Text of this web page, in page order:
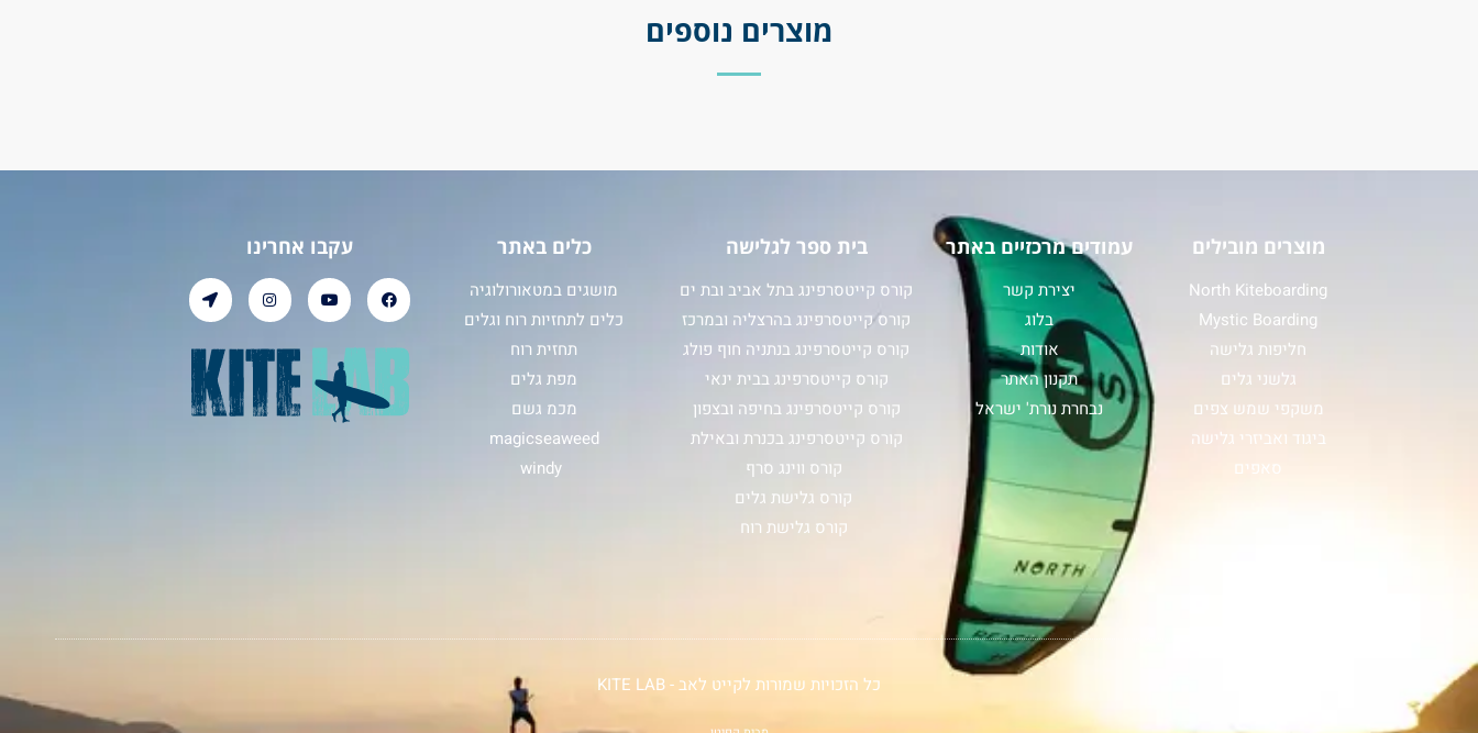
מוצרים נוספים
מוצרים מובילים
North Kiteboarding
Mystic Boarding
חליפות גלישה
גלשני גלים
משקפי שמש צפים
ביגוד ואביזרי גלישה
סאפים
עמודים מרכזיים באתר
יצירת קשר
בלוג
אודות
תקנון האתר
נבחרת נורת' ישראל
בית ספר לגלישה
קורס קייטסרפינג בתל אביב ובת ים
קורס קייטסרפינג בהרצליה ובמרכז
קורס קייטסרפינג בנתניה חוף פולג
קורס קייטסרפינג בבית ינאי
קורס קייטסרפינג בחיפה ובצפון
קורס קייטסרפינג בכנרת ובאילת
קורס ווינג סרף
קורס גלישת גלים
קורס גלישת רוח
כלים באתר
מושגים במטאורולוגיה
כלים לתחזיות רוח וגלים
תחזית רוח
מפת גלים
מכמ גשם
magicseaweed
windy
עקבו אחרינו
כל הזכויות שמורות לקייט לאב - KITE LAB